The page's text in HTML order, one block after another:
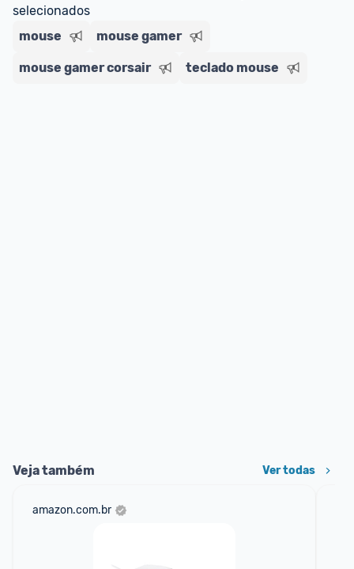
selecionados
mouse
mouse gamer
mouse gamer corsair teclado mouse
Veja também Ver todas
amazon.com.br